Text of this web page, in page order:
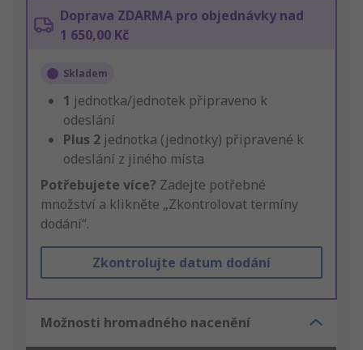
Doprava ZDARMA pro objednávky nad
1 650,00 Kč
Skladem
1 jednotka/jednotek připraveno k
odeslání
Plus 2 jednotka (jednotky) připravené k
odeslání z jiného místa
Potřebujete více? Zadejte potřebné
množství a klikněte „Zkontrolovat termíny
dodání“.
Zkontrolujte datum dodání
Možnosti hromadného nacenění